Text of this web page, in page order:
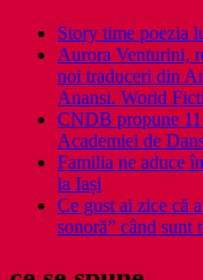
Story time poezia
Aurora Venturini,
noi traduceri din
Anansi. World
CNDB propune 11
Academiei de
Familia ne aduce
la Iași
Ce gust ai zice că
sonoră” când sunt